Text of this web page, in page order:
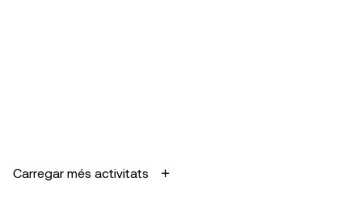
Carregar més activitats